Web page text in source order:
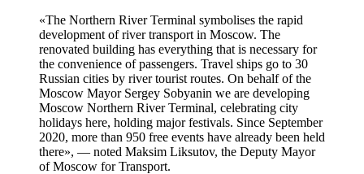
«The Northern River Terminal symbolises the rapid
development of river transport in Moscow. The
renovated building has everything that is necessary for
the convenience of passengers. Travel ships go to 30
Russian cities by river tourist routes. On behalf of the
Moscow Mayor Sergey Sobyanin we are developing
Moscow Northern River Terminal, celebrating city
holidays here, holding major festivals. Since September
2020, more than 950 free events have already been held
there», — noted Maksim Liksutov, the Deputy Mayor
of Moscow for Transport.